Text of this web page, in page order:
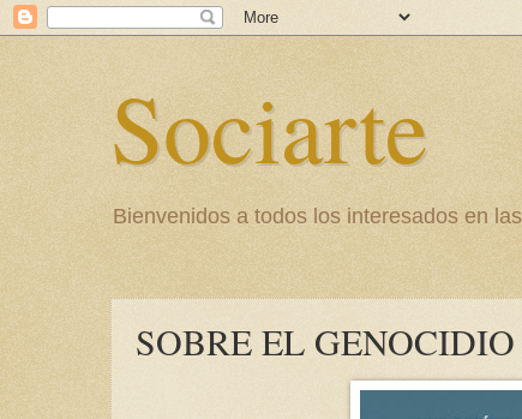
Sociarte
Bienvenidos a todos los interesados en
SOBRE EL